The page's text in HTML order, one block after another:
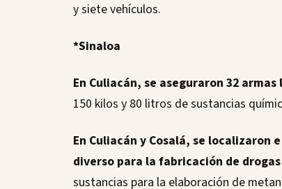
y siete vehículos.
*Sinaloa
En Culiacán, se aseguraron 32
150 kilos y 80 litros de sustancias
En Culiacán y Cosalá, se
diverso para la fabricación de
sustancias para la elaboración de